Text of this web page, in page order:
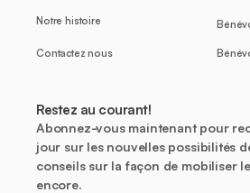
Restez au courant!
Abonnez-vous maintenant pour
jour sur les nouvelles possibilités
conseils sur la façon de mobiliser
encore.
Notre histoire
Contactez nous